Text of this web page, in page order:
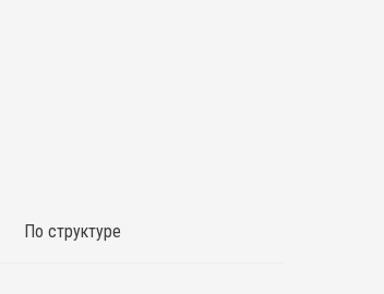
По структуре